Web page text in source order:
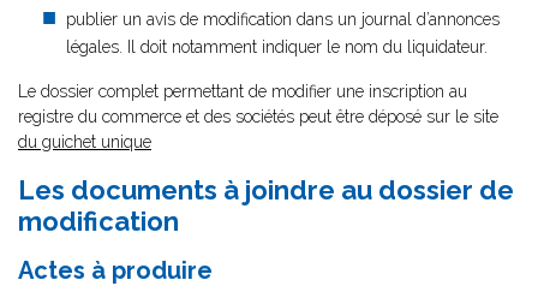
publier un avis de modification dans un journal d’annonces
légales. Il doit notamment indiquer le nom du liquidateur.
Le dossier complet permettant de modifier une inscription au
registre du commerce et des sociétés peut être déposé sur le site
du guichet unique
Les documents à joindre au dossier de
modification
Actes à produire